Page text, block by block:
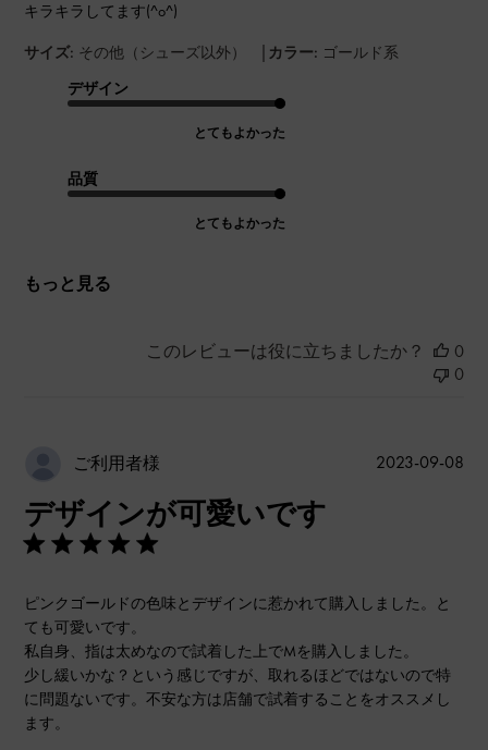
キラキラしてます(^o^)
サイズ: その他（シューズ以外） | カラー: ゴールド系
デザイン
とてもよかった
品質
とてもよかった
もっと見る
このレビューは役に立ちましたか？
0
0
ご利用者様
デザインが可愛いです
ピンクゴールドの色味とデザインに惹かれて購入しました。と
ても可愛いです。
私自身、指は太めなので試着した上でMを購入しました。
少し緩いかな？という感じですが、取れるほどではないので特
に問題ないです。不安な方は店舗で試着することをオススメし
ます。
公
2023-09-08